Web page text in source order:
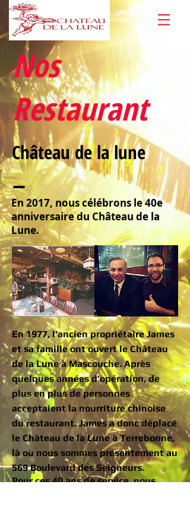
Château de la lune
En 1977, l’ancien propriétaire James
et sa famille ont ouvert le Château
de la Lune à Mascouche. Après
quelques années d’opération, de
plus en plus de personnes
acceptaient la nourriture chinoise
du restaurant. James a donc déplacé
le Château de la Lune à Terrebonne,
là où nous sommes présentement au
569 Boulevard des Seigneurs.
Pour ces 40 ans de service, nous
Nos
Restaurant
En 2017, nous célébrons le 40e
anniversaire du Château de la
Lune.